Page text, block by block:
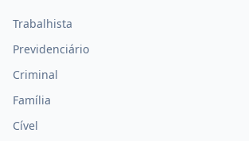
Trabalhista
Previdenciário
Criminal
Família
Cível